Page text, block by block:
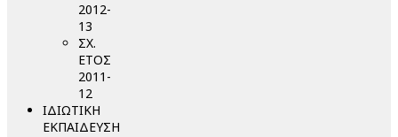
2012-
13
ΣΧ.
ΕΤΟΣ
2011-
12
ΙΔΙΩΤΙΚΗ
ΕΚΠΑΙΔΕΥΣΗ